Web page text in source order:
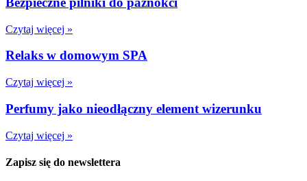
Czytaj więcej »
Relaks w domowym SPA
Czytaj więcej »
Perfumy jako nieodłączny element wizerunku
Czytaj więcej »
Zapisz się do newslettera